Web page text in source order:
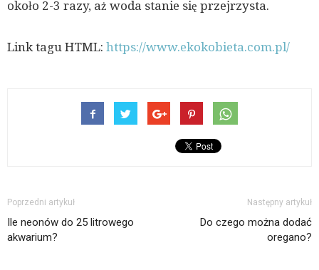
około 2-3 razy, aż woda stanie się przejrzysta.
Link tagu HTML: https://www.ekokobieta.com.pl/
Poprzedni artykuł
Ile neonów do 25 litrowego
akwarium?
Następny artykuł
Do czego można dodać
oregano?